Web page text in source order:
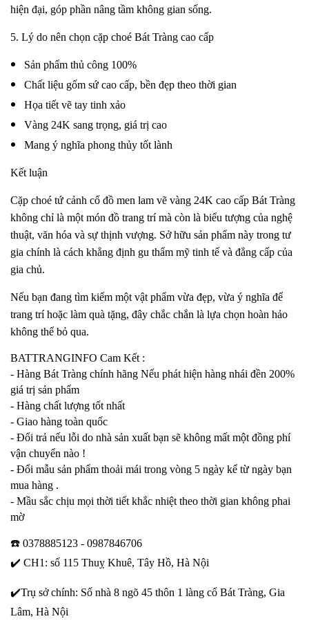
hiện đại, góp phần nâng tầm không gian sống.
5. Lý do nên chọn cặp choé Bát Tràng cao cấp
Sản phẩm thủ công 100%
Chất liệu gốm sứ cao cấp, bền đẹp theo thời gian
Họa tiết vẽ tay tinh xảo
Vàng 24K sang trọng, giá trị cao
Mang ý nghĩa phong thủy tốt lành
Kết luận
Cặp choé tứ cảnh cổ đồ men lam vẽ vàng 24K cao cấp Bát Tràng
không chỉ là một món đồ trang trí mà còn là biểu tượng của nghệ
thuật, văn hóa và sự thịnh vượng. Sở hữu sản phẩm này trong tư
gia chính là cách khẳng định gu thẩm mỹ tinh tế và đẳng cấp của
gia chủ.
Nếu bạn đang tìm kiếm một vật phẩm vừa đẹp, vừa ý nghĩa để
trang trí hoặc làm quà tặng, đây chắc chắn là lựa chọn hoàn hảo
không thể bỏ qua.
BATTRANGINFO Cam Kết :
- Hàng Bát Tràng chính hãng Nếu phát hiện hàng nhái đền 200%
giá trị sản phẩm
- Hàng chất lượng tốt nhất
- Giao hàng toàn quốc
- Đổi trả nếu lỗi do nhà sản xuất bạn sẽ không mất một đồng phí
vận chuyển nào !
- Đổi mẫu sản phẩm thoải mái trong vòng 5 ngày kể từ ngày bạn
mua hàng .
- Mầu sắc chịu mọi thời tiết khắc nhiệt theo thời gian không phai
mờ
☎️ 0378885123 - 0987846706
✔️ CH1: số 115 Thuỵ Khuê, Tây Hồ, Hà Nội
✔️Trụ sở chính: Số nhà 8 ngõ 45 thôn 1 làng cổ Bát Tràng, Gia
Lâm, Hà Nội